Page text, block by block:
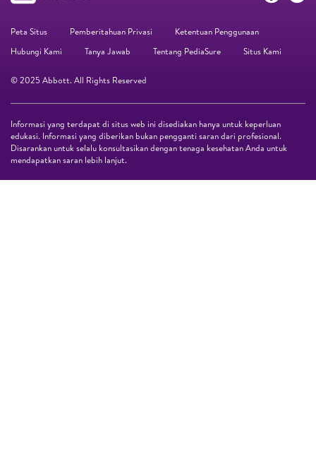
Peta Situs Pemberitahuan Privasi
Ketentuan Penggunaan
Hubungi Kami
Tanya Jawab Tentang PediaSure Situs Kami
© 2025 Abbott. All Rights Reserved
Informasi yang terdapat di situs web ini disediakan hanya untuk keperluan
edukasi. Informasi yang diberikan bukan pengganti saran dari profesional.
Disarankan untuk selalu konsultasikan dengan tenaga kesehatan Anda untuk
mendapatkan saran lebih lanjut.